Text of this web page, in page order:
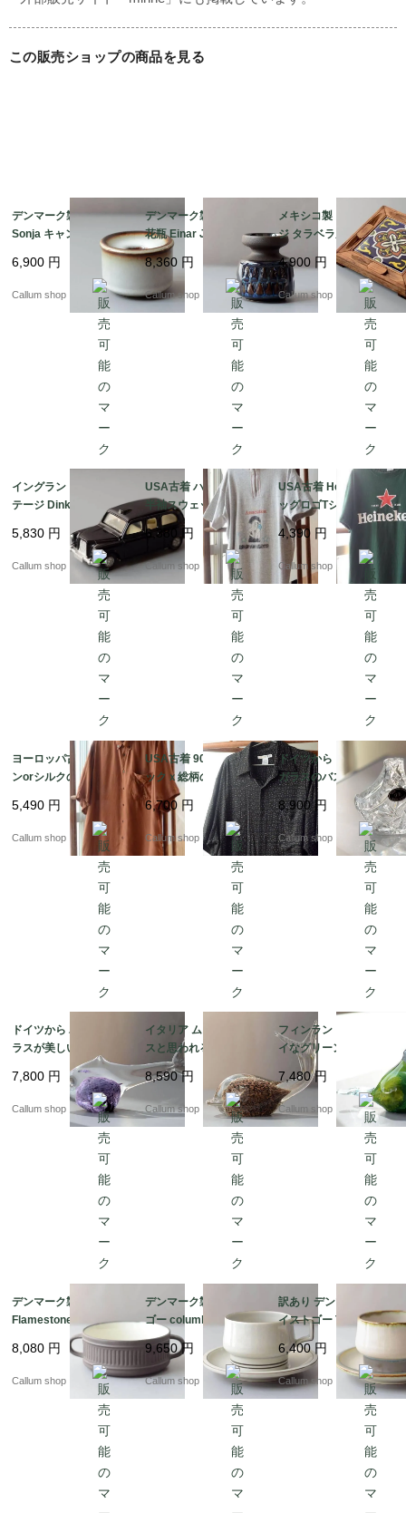
ガラス
◆原産国
この販売ショップの商品を見る
デンマーク製 SOHOLM
Sonja キャンドルスタ
ンド 花瓶 北欧 花器 ス
ーホルム 一輪挿し ホル
ダー 燭台 ヴィンテージ
6,900 円
Callum shop
デンマーク製 SOHOLM
花瓶 Einar Johansen
ネイビー 北欧 花器 ス
ーホルム 一輪挿し キャ
ンドルスタンド ホルダ
ー ヴィンテージ_2607
8,360 円
Callum shop
メキシコ製 ヴィンテー
ジ タラベラ風タイルと
木製のトリベット 陶板
オブジェ 花台やトレー
としても フォークアー
ト アンティーク_2607
4,900 円
Callum shop
イングランド製 ヴィン
テージ Dinky Toys AU
STIN TAXI ディンキー
トイズ オースチンタク
シー ミニカー アンティ
ーク_260731 ig4992
5,830 円
Callum shop
USA古着 ハーフジップ
半袖スウェットシャツ
メンズS-Mくらい ボデ
ィビルクラブプリント
アメリカ オールド古着
_260805 if1044
6,380 円
Callum shop
USA古着 Heineken ビ
ッグロゴTシャツ sizeL
メンズ グリーン ハイネ
ケン アメリカ オールド
古着 if1043
4,390 円
Callum shop
ヨーロッパ古着 レーヨ
ンorシルクの半袖ボタ
ンダウンシャツ メンズ
Lくらい ブラウン ヴィ
ンテージ ダメージ古着
_260805 if1042
5,490 円
Callum shop
USA古着 90's頃 ブラ
ックｘ総柄のレーヨン
半袖シャツ sizeL メン
ズ アメリカ ヴィンテー
ジ オールド古着_2608
05 if1041
6,700 円
Callum shop
ドイツから クリスタル
ガラスのバスケット型
トレー ボヘミアグラス
を彷彿 24%PbO トレイ
アンティーク ヴィンテ
ージ_260721 ig4976
8,900円
Callum shop
ドイツから パープルガ
ラスが美しいユニーク
な魚 オブジェ グラス
フィギュア フィッシュ
アンティーク ヴィンテ
ージ_260721 ig4975
7,800 円
Callum shop
イタリア ムラーノグラ
スと思われるキレイな
ガラスのクジラ オブジ
ェ Italy Murano Style
フィギュア ヴィンテー
ジ_260721 ig4974
8,590円
Callum shop
フィンランドから キレ
イなグリーンマーブル
ガラスの小鳥 オブジェ
北欧 バード オブジェ
フィギュア ヴィンテー
ジ_260721 ig4972
7,480円
Callum shop
デンマーク製 DANSK
Flamestone 持ち手付
き スープボウル 器 ク
イストゴー J.H.Quistg
aard 北欧ヴィンテージ
アンティーク_it4611
8,080 円
Callum shop
デンマーク製 クイスト
ゴー columbia ティー
カップ＆ソーサー コロ
ンビア B&G Bing & Gr
ondahl J.H.Quistgaard
北欧ヴィンテージ アン
9,650円
Callum shop
訳あり デンマーク製 ク
イストゴー TEMA ティ
ーカップ＆ソーサー テ
ィーマ B&G Bing & Gr
ondahl J.H.Quistgaard
北欧ヴィンテージ アン
6,400円
Callum shop